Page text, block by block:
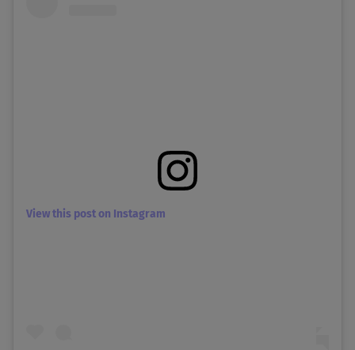
View this post on Instagram